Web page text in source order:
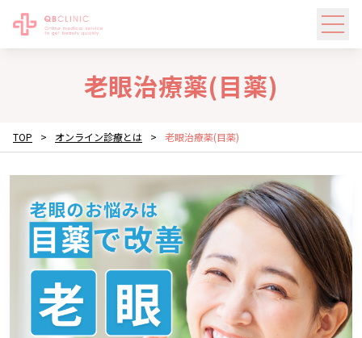
老眼治療薬(目薬)
TOP > オンライン診療とは > 老眼治療薬(目薬)